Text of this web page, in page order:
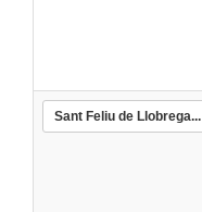
Sant Feliu de Llobrega...